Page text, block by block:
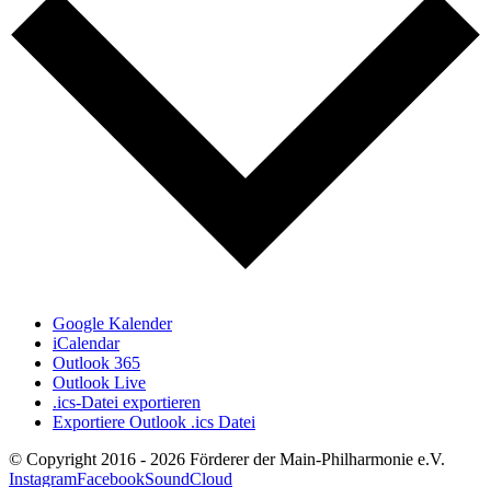
Google Kalender
iCalendar
Outlook 365
Outlook Live
.ics-Datei exportieren
Exportiere Outlook .ics Datei
© Copyright 2016 - 2026 Förderer der Main-Philharmonie e.V.
InstagramFacebookSoundCloud